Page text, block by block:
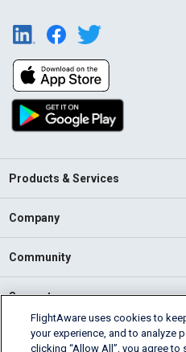
Products & Services
Company
Community
Support
English (USA)
FlightAware uses cookies to
your experience, and to analyze
clicking “Allow All”, you agree